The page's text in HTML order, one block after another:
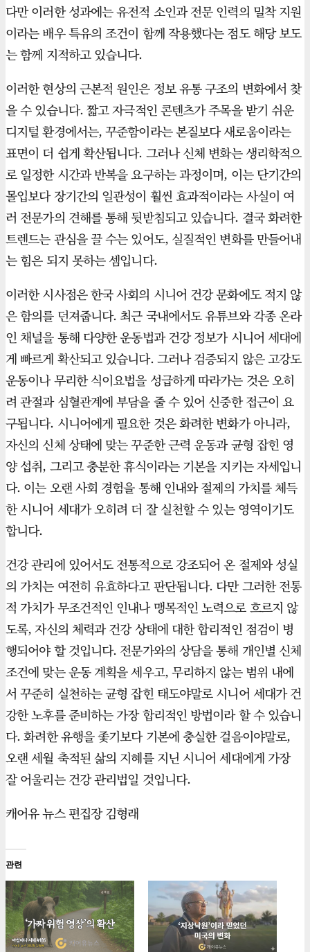
다만 이러한 성과에는 유전적 소인과 전문 인력의 밀착 지원
이라는 배우 특유의 조건이 함께 작용했다는 점도 해당 보도
는 함께 지적하고 있습니다.
이러한 현상의 근본적 원인은 정보 유통 구조의 변화에서 찾
을 수 있습니다. 짧고 자극적인 콘텐츠가 주목을 받기 쉬운
디지털 환경에서는, 꾸준함이라는 본질보다 새로움이라는
표면이 더 쉽게 확산됩니다. 그러나 신체 변화는 생리학적으
로 일정한 시간과 반복을 요구하는 과정이며, 이는 단기간의
몰입보다 장기간의 일관성이 훨씬 효과적이라는 사실이 여
러 전문가의 견해를 통해 뒷받침되고 있습니다. 결국 화려한
트렌드는 관심을 끌 수는 있어도, 실질적인 변화를 만들어내
는 힘은 되지 못하는 셈입니다.
이러한 시사점은 한국 사회의 시니어 건강 문화에도 적지 않
은 함의를 던져줍니다. 최근 국내에서도 유튜브와 각종 온라
인 채널을 통해 다양한 운동법과 건강 정보가 시니어 세대에
게 빠르게 확산되고 있습니다. 그러나 검증되지 않은 고강도
운동이나 무리한 식이요법을 성급하게 따라가는 것은 오히
려 관절과 심혈관계에 부담을 줄 수 있어 신중한 접근이 요
구됩니다. 시니어에게 필요한 것은 화려한 변화가 아니라,
자신의 신체 상태에 맞는 꾸준한 근력 운동과 균형 잡힌 영
양 섭취, 그리고 충분한 휴식이라는 기본을 지키는 자세입니
다. 이는 오랜 사회 경험을 통해 인내와 절제의 가치를 체득
한 시니어 세대가 오히려 더 잘 실천할 수 있는 영역이기도
합니다.
건강 관리에 있어서도 전통적으로 강조되어 온 절제와 성실
의 가치는 여전히 유효하다고 판단됩니다. 다만 그러한 전통
적 가치가 무조건적인 인내나 맹목적인 노력으로 흐르지 않
도록, 자신의 체력과 건강 상태에 대한 합리적인 점검이 병
행되어야 할 것입니다. 전문가와의 상담을 통해 개인별 신체
조건에 맞는 운동 계획을 세우고, 무리하지 않는 범위 내에
서 꾸준히 실천하는 균형 잡힌 태도야말로 시니어 세대가 건
강한 노후를 준비하는 가장 합리적인 방법이라 할 수 있습니
다. 화려한 유행을 좇기보다 기본에 충실한 걸음이야말로,
오랜 세월 축적된 삶의 지혜를 지닌 시니어 세대에게 가장
잘 어울리는 건강 관리법일 것입니다.
캐어유 뉴스 편집장 김형래
관련